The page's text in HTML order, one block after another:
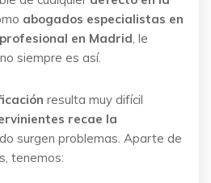
abogados especialistas en
en Madrid, le
siempre es así.
resulta muy difícil
recae la
surgen problemas. Aparte de
tenemos: